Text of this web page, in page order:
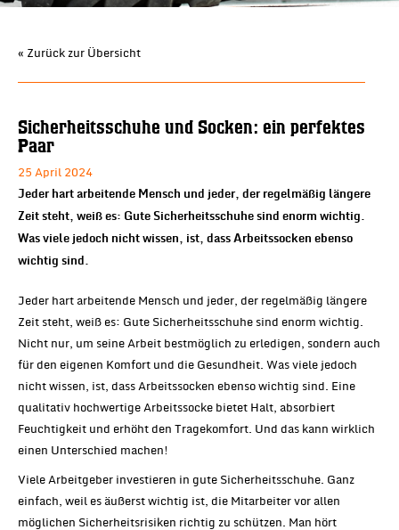
« Zurück zur Übersicht
Sicherheitsschuhe und Socken: ein perfektes
Paar
25 April 2024
Jeder hart arbeitende Mensch und jeder, der regelmäßig längere
Zeit steht, weiß es: Gute Sicherheitsschuhe sind enorm wichtig.
Was viele jedoch nicht wissen, ist, dass Arbeitssocken ebenso
wichtig sind.
Jeder hart arbeitende Mensch und jeder, der regelmäßig längere
Zeit steht, weiß es: Gute Sicherheitsschuhe sind enorm wichtig.
Nicht nur, um seine Arbeit bestmöglich zu erledigen, sondern auch
für den eigenen Komfort und die Gesundheit. Was viele jedoch
nicht wissen, ist, dass Arbeitssocken ebenso wichtig sind. Eine
qualitativ hochwertige Arbeitssocke bietet Halt, absorbiert
Feuchtigkeit und erhöht den Tragekomfort. Und das kann wirklich
einen Unterschied machen!
Viele Arbeitgeber investieren in gute Sicherheitsschuhe. Ganz
einfach, weil es äußerst wichtig ist, die Mitarbeiter vor allen
möglichen Sicherheitsrisiken richtig zu schützen. Man hört